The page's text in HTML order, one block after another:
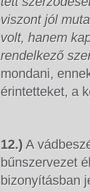
viszont jól
volt, hanem
rendelkező
mondani,
érintetteket, a
12.) A
bűnszervezet
bizonyításban